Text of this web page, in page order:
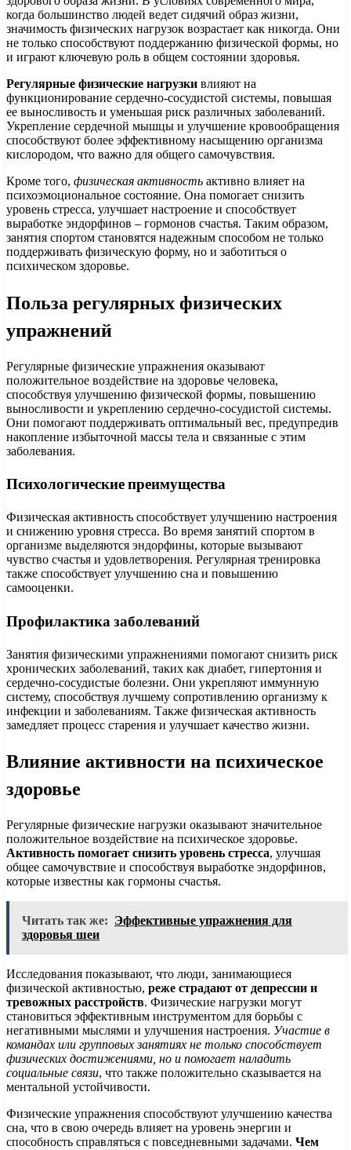
когда большинство людей ведет сидячий образ жизни,
значимость физических нагрузок возрастает как никогда. Они
не только способствуют поддержанию физической формы, но
и играют ключевую роль в общем состоянии здоровья.
Регулярные физические нагрузки влияют на
функционирование сердечно-сосудистой системы, повышая
ее выносливость и уменьшая риск различных заболеваний.
Укрепление сердечной мышцы и улучшение кровообращения
способствуют более эффективному насыщению организма
кислородом, что важно для общего самочувствия.
Кроме того, физическая активность активно влияет на
психоэмоциональное состояние. Она помогает снизить
уровень стресса, улучшает настроение и способствует
выработке эндорфинов – гормонов счастья. Таким образом,
занятия спортом становятся надежным способом не только
поддерживать физическую форму, но и заботиться о
психическом здоровье.
Польза регулярных физических
упражнений
Регулярные физические упражнения оказывают
положительное воздействие на здоровье человека,
способствуя улучшению физической формы, повышению
выносливости и укреплению сердечно-сосудистой системы.
Они помогают поддерживать оптимальный вес, предупредив
накопление избыточной массы тела и связанные с этим
заболевания.
Психологические преимущества
Физическая активность способствует улучшению настроения
и снижению уровня стресса. Во время занятий спортом в
организме выделяются эндорфины, которые вызывают
чувство счастья и удовлетворения. Регулярная тренировка
также способствует улучшению сна и повышению
самооценки.
Профилактика заболеваний
Занятия физическими упражнениями помогают снизить риск
хронических заболеваний, таких как диабет, гипертония и
сердечно-сосудистые болезни. Они укрепляют иммунную
систему, способствуя лучшему сопротивлению организму к
инфекции и заболеваниям. Также физическая активность
замедляет процесс старения и улучшает качество жизни.
Влияние активности на психическое
здоровье
Регулярные физические нагрузки оказывают значительное
положительное воздействие на психическое здоровье.
Активность помогает снизить уровень стресса, улучшая
общее самочувствие и способствуя выработке эндорфинов,
которые известны как гормоны счастья.
Читать так же: Эффективные упражнения для
здоровья шеи
Исследования показывают, что люди, занимающиеся
физической активностью, реже страдают от депрессии и
тревожных расстройств. Физические нагрузки могут
становиться эффективным инструментом для борьбы с
негативными мыслями и улучшения настроения. Участие в
командах или групповых занятиях не только способствует
физических достижениями, но и помогает наладить
социальные связи, что также положительно сказывается на
ментальной устойчивости.
Физические упражнения способствуют улучшению качества
сна, что в свою очередь влияет на уровень энергии и
способность справляться с повседневными задачами. Чем